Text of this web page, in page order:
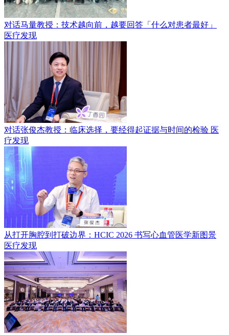
对话马量教授：技术越向前，越要回答「什么对患者最好」
医疗发现
对话张俊杰教授：临床选择，要经得起证据与时间的检验 医
疗发现
从打开胸腔到打破边界：HCIC 2026 书写心血管医学新图景
医疗发现